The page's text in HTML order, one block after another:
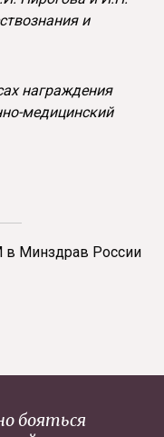
и
награждения
медицинский
Минздрав России
бояться